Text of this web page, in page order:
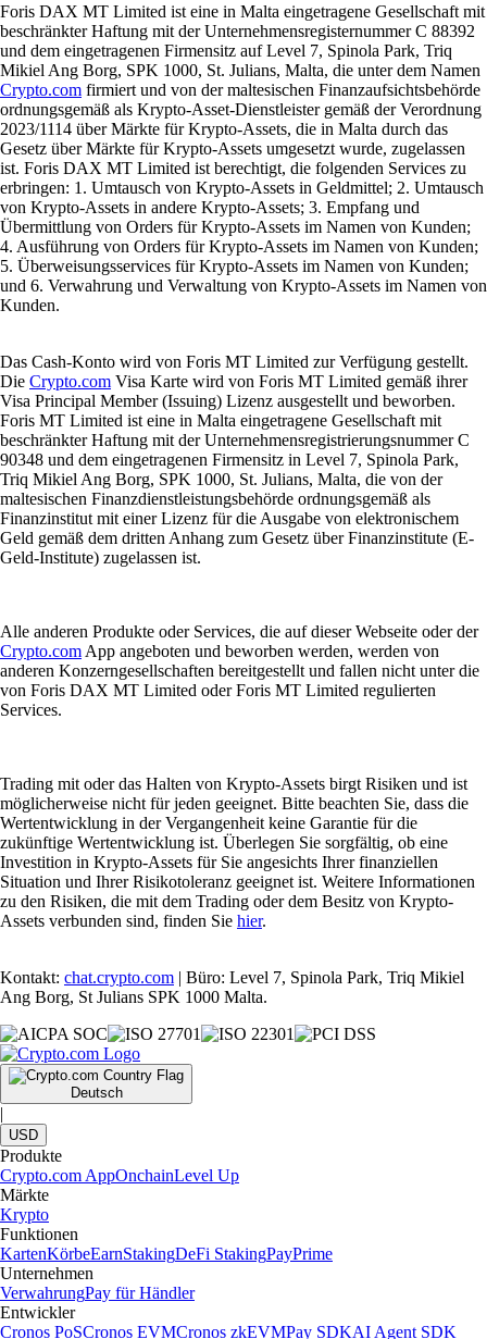
Foris DAX MT Limited ist eine in Malta eingetragene Gesellschaft mit
beschränkter Haftung mit der Unternehmensregisternummer C 88392
und dem eingetragenen Firmensitz auf Level 7, Spinola Park, Triq
Mikiel Ang Borg, SPK 1000, St. Julians, Malta, die unter dem Namen
Crypto.com firmiert und von der maltesischen Finanzaufsichtsbehörde
ordnungsgemäß als Krypto-Asset-Dienstleister gemäß der Verordnung
2023/1114 über Märkte für Krypto-Assets, die in Malta durch das
Gesetz über Märkte für Krypto-Assets umgesetzt wurde, zugelassen
ist. Foris DAX MT Limited ist berechtigt, die folgenden Services zu
erbringen: 1. Umtausch von Krypto-Assets in Geldmittel; 2. Umtausch
von Krypto-Assets in andere Krypto-Assets; 3. Empfang und
Übermittlung von Orders für Krypto-Assets im Namen von Kunden;
4. Ausführung von Orders für Krypto-Assets im Namen von Kunden;
5. Überweisungsservices für Krypto-Assets im Namen von Kunden;
und 6. Verwahrung und Verwaltung von Krypto-Assets im Namen von
Kunden.
Das Cash-Konto wird von Foris MT Limited zur Verfügung gestellt.
Die Crypto.com Visa Karte wird von Foris MT Limited gemäß ihrer
Visa Principal Member (Issuing) Lizenz ausgestellt und beworben.
Foris MT Limited ist eine in Malta eingetragene Gesellschaft mit
beschränkter Haftung mit der Unternehmensregistrierungsnummer C
90348 und dem eingetragenen Firmensitz in Level 7, Spinola Park,
Triq Mikiel Ang Borg, SPK 1000, St. Julians, Malta, die von der
maltesischen Finanzdienstleistungsbehörde ordnungsgemäß als
Finanzinstitut mit einer Lizenz für die Ausgabe von elektronischem
Geld gemäß dem dritten Anhang zum Gesetz über Finanzinstitute (E-
Geld-Institute) zugelassen ist.
Alle anderen Produkte oder Services, die auf dieser Webseite oder der
Crypto.com App angeboten und beworben werden, werden von
anderen Konzerngesellschaften bereitgestellt und fallen nicht unter die
von Foris DAX MT Limited oder Foris MT Limited regulierten
Services.
Trading mit oder das Halten von Krypto-Assets birgt Risiken und ist
möglicherweise nicht für jeden geeignet. Bitte beachten Sie, dass die
Wertentwicklung in der Vergangenheit keine Garantie für die
zukünftige Wertentwicklung ist. Überlegen Sie sorgfältig, ob eine
Investition in Krypto-Assets für Sie angesichts Ihrer finanziellen
Situation und Ihrer Risikotoleranz geeignet ist. Weitere Informationen
zu den Risiken, die mit dem Trading oder dem Besitz von Krypto-
Assets verbunden sind, finden Sie hier.
Kontakt: chat.crypto.com | Büro: Level 7, Spinola Park, Triq Mikiel
Ang Borg, St Julians SPK 1000 Malta.
Deutsch
|
USD
Produkte
Crypto.com AppOnchainLevel Up
Märkte
Krypto
Funktionen
KartenKörbeEarnStakingDeFi StakingPayPrime
Unternehmen
VerwahrungPay für Händler
Entwickler
Cronos PoSCronos EVMCronos zkEVMPay SDKAI Agent SDK